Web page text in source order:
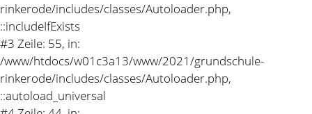
rinkerode/includes/classes/Autoloader.php,
::includeIfExists
#3 Zeile: 55, in:
/www/htdocs/w01c3a13/www/2021/grundschule-
rinkerode/includes/classes/Autoloader.php,
::autoload_universal